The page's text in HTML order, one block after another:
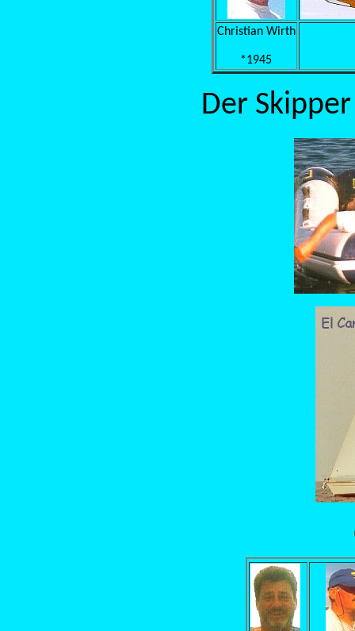
Christian Wirth
*1945
Der